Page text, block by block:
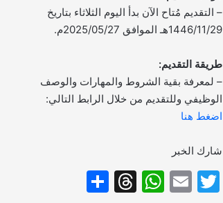
– التقديم مُتاح الآن بدأ اليوم الثلاثاء بتاريخ
1446/11/29هـ الموافق 2025/05/27م.
طريقة التقديم:
– لمعرفة بقية الشروط والمهارات والوصف
الوظيفي وللتقديم من خلال الرابط التالي:
اضغط هنا
شارك الخبر
T
E
W
T
S